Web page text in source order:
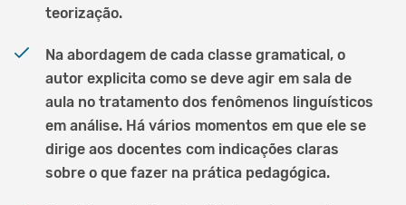
teorização.
Na abordagem de cada classe gramatical, o
autor explicita como se deve agir em sala de
aula no tratamento dos fenômenos linguísticos
em análise. Há vários momentos em que ele se
dirige aos docentes com indicações claras
sobre o que fazer na prática pedagógica.